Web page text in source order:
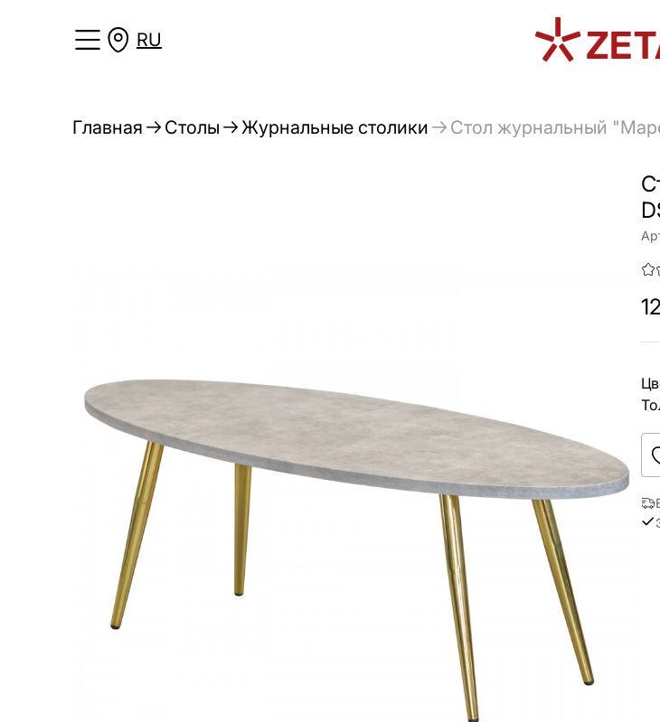
RU
Главная Столы Журнальные столики Стол журнальный